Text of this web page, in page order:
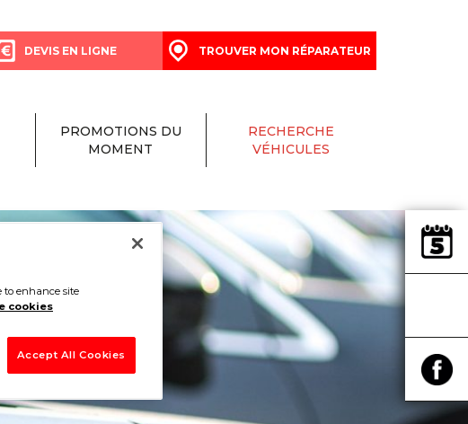
DEVIS EN LIGNE TROUVER MON RÉPARATEUR
PROMOTIONS DU
MOMENT
RECHERCHE
VÉHICULES
to enhance site
cookies
Accept All Cookies